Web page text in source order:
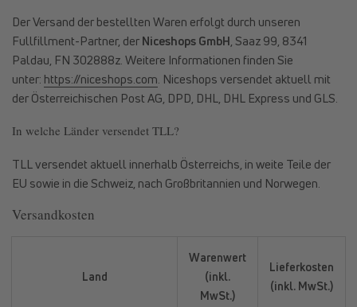
Der Versand der bestellten Waren erfolgt durch unseren
Fullfillment-Partner, der Niceshops GmbH, Saaz 99, 8341
Paldau, FN 302888z. Weitere Informationen finden Sie
unter: https://niceshops.com. Niceshops versendet aktuell mit
der Österreichischen Post AG, DPD, DHL, DHL Express und GLS.
In welche Länder versendet TLL?
TLL versendet aktuell innerhalb Österreichs, in weite Teile der
EU sowie in die Schweiz, nach Großbritannien und Norwegen.
Versandkosten
Land
Warenwert
(inkl.
MwSt.)
Lieferkosten
(inkl. MwSt.)